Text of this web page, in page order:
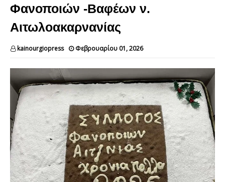
Φανοποιών -Βαφέων ν.
Αιτωλοακαρνανίας
kainourgiopress Φεβρουαρίου 01, 2026